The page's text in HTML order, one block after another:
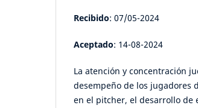
Recibido: 07/05-2024
Aceptado: 14-08-2024
La atención y concentración
desempeño de los jugadores
en el pitcher, el desarrollo de